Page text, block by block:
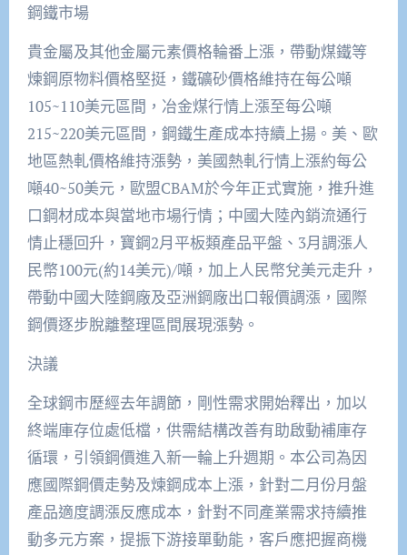
鋼鐵市場
貴金屬及其他金屬元素價格輪番上漲，帶動煤鐵等
煉鋼原物料價格堅挺，鐵礦砂價格維持在每公噸
105~110美元區間，冶金煤行情上漲至每公噸
215~220美元區間，鋼鐵生產成本持續上揚。美、歐
地區熱軋價格維持漲勢，美國熱軋行情上漲約每公
噸40~50美元，歐盟CBAM於今年正式實施，推升進
口鋼材成本與當地市場行情；中國大陸內銷流通行
情止穩回升，寶鋼2月平板類產品平盤、3月調漲人
民幣100元(約14美元)/噸，加上人民幣兌美元走升，
帶動中國大陸鋼廠及亞洲鋼廠出口報價調漲，國際
鋼價逐步脫離整理區間展現漲勢。
決議
全球鋼市歷經去年調節，剛性需求開始釋出，加以
終端庫存位處低檔，供需結構改善有助啟動補庫存
循環，引領鋼價進入新一輪上升週期。本公司為因
應國際鋼價走勢及煉鋼成本上漲，針對二月份月盤
產品適度調漲反應成本，針對不同產業需求持續推
動多元方案，提振下游接單動能，客戶應把握商機